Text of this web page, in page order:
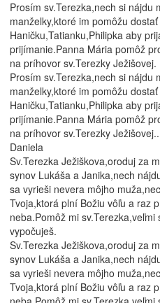
Prosím sv.Terezka,nech si nájdu
manželky,ktoré im pomôžu
Haničku,Tatianku,Philipka aby
prijímanie.Panna Mária pomôž
na príhovor sv.Terezky Ježišovej.
Prosím sv.Terezka,nech si nájdu
manželky,ktoré im pomôžu
Haničku,Tatianku,Philipka aby
prijímanie.Panna Mária pomôž
na príhovor sv.Terezky
Daniela
Sv.Terezka Ježiškova,oroduj za
synov Lukáša a Janika,nech
sa vyrieši nevera môjho
Tvoja,ktorá plní Božiu vôľu a raz
neba.Pomôž mi
vypočuješ.
Sv.Terezka Ježiškova,oroduj za
synov Lukáša a Janika,nech
sa vyrieši nevera môjho
Tvoja,ktorá plní Božiu vôľu a raz